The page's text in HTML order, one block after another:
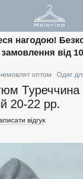
нагодою!
від
оптом Одяг
Туреччина
20-22 рр.
відгук